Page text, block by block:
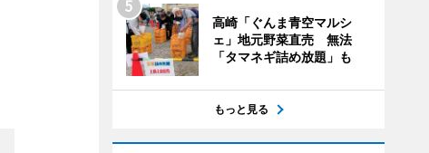
高崎「ぐんま青空マルシ
ェ」地元野菜直売 無法
「タマネギ詰め放題」も
もっと見る